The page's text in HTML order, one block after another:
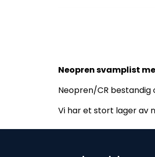
Neopren svamplist
Neopren/CR
Vi har et stort lager av